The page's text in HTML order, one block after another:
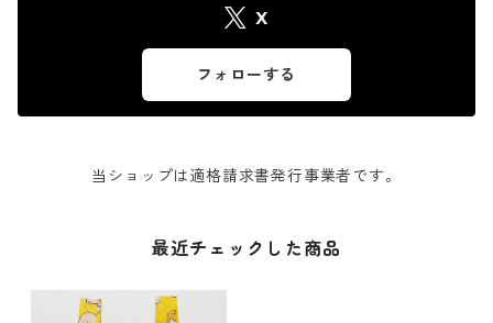
X
フォローする
当ショップは適格請求書発行事業者です。
最近チェックした商品